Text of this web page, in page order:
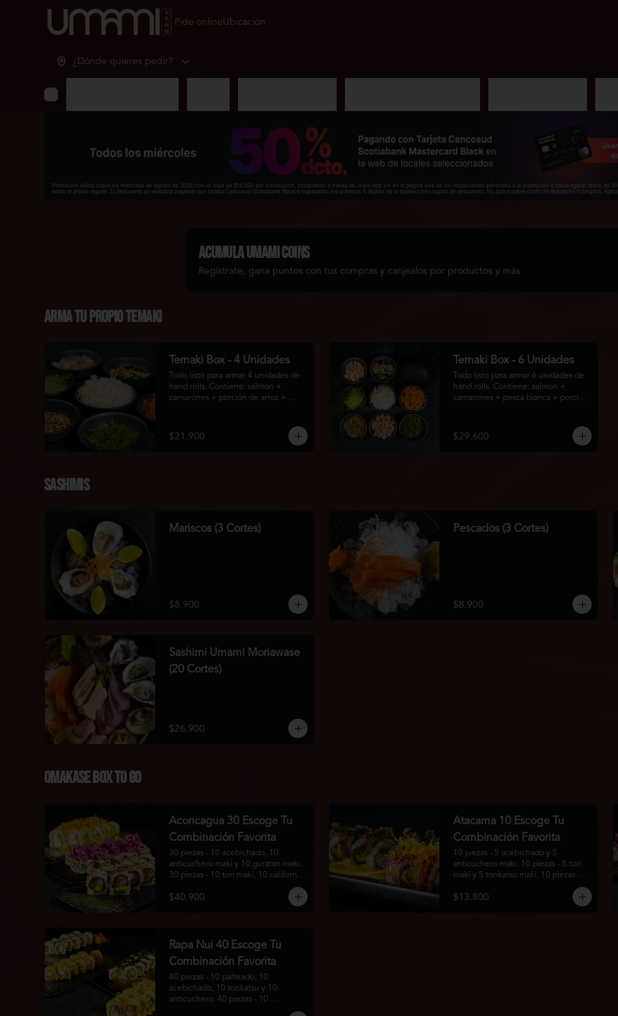
Pide onlineUbicación
¿Dónde quieres pedir?
AcumulaUmami Coins
Regístrate, gana puntos con tus compras y canjealos por productos y más
Arma Tu Propio Temaki
Temaki Box - 4 Unidades
Todo listo para armar 4 unidades de
hand rolls. Contiene: salmon +
camarones + porción de arroz +
de algas.
$21.900
Temaki Box - 6 Unidades
Todo listo para armar 6 unidades de
hand rolls. Contiene: salmon +
camarones + pesca blanca + porción
bolsa con 6u de algas.
$29.600
Sashimis
Mariscos (3 Cortes)
$8.900
Pescados (3 Cortes)
$8.900
Sashimi Umami Moriawase
(20 Cortes)
$26.900
Omakase Box To Go
Aconcagua 30 Escoge Tu
Combinación Favorita
30 piezas - 10 acebichado, 10
anticuchero maki y 10 guratan maki.
30 piezas - 10 tori maki, 10 california
$40.900
Atacama 10 Escoge Tu
Combinación Favorita
10 piezas - 5 acebichado y 5
anticuchero maki. 10 piezas - 5 tori
maki y 5 tonkatsu maki. 10 piezas - 5
$13.800
Rapa Nui 40 Escoge Tu
Combinación Favorita
40 piezas - 10 palteado, 10
acebichado, 10 tonkatsu y 10
anticuchero. 40 piezas - 10
california, 10 tori maki, 10 guratan